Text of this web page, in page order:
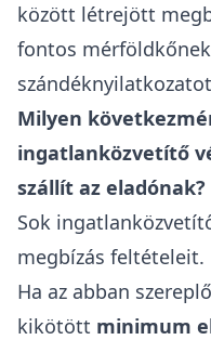
között létrejött
fontos
Milyen
ingatlanközvetítő
szállít az eladónak?
Sok
megbízás feltételeit.
Ha az abban
kikötött minimum